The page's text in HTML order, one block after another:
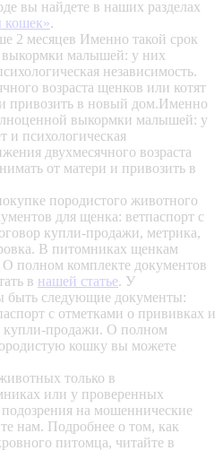
вы найдете в наших разделах
кошек».
2 месяцев Именно такой срок
выкормки малышей: у них
независимость.
возраста щенков или котят
привозить в новый дом.Именно
выкормки малышей: у
и психологическая
двухмесячного возраста
от матери и привозить в
породистого животного
для щенка: ветпаспорт с
купли-продажи, метрика,
В питомниках щенкам
полном комплекте документов
в нашей статье. У
быть следующие документы:
с отметками о прививках и
купли-продажи. О полном
кошку вы можете
только в
или у проверенных
подозрения на мошеннические
нам. Подробнее о том, как
питомца, читайте в